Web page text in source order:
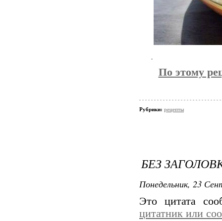
По этому
Рубрики: рецепты
БЕЗ
Понедельник, 23
Это цитата
цитатник или